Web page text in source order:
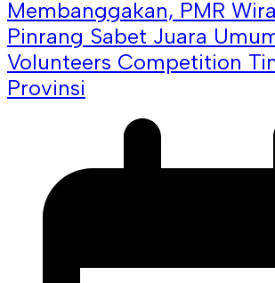
Membanggakan, PMR
Pinrang Sabet Juara
Volunteers Competition
Provinsi